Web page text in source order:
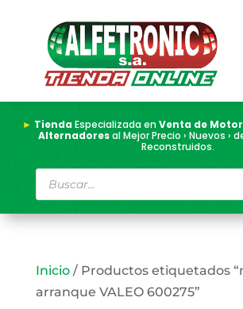
► TiendaEspecializada enVenta de
Alternadoresal Mejor Precio › Nuevos ›
Reconstruidos.
Búsqueda
de
productos
Inicio/ Productos etiquetados
arranque VALEO 600275”